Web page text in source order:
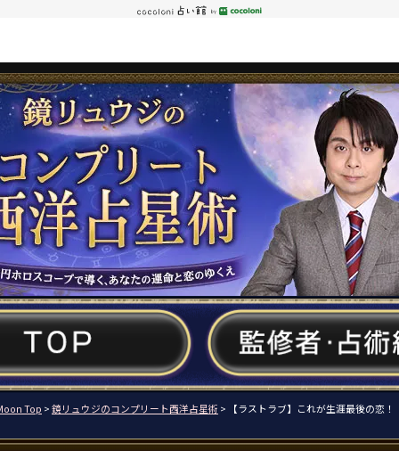
Top >鏡リュウジのコンプリート西洋占星術 > 【ラストラブ】これが生涯最後の恋